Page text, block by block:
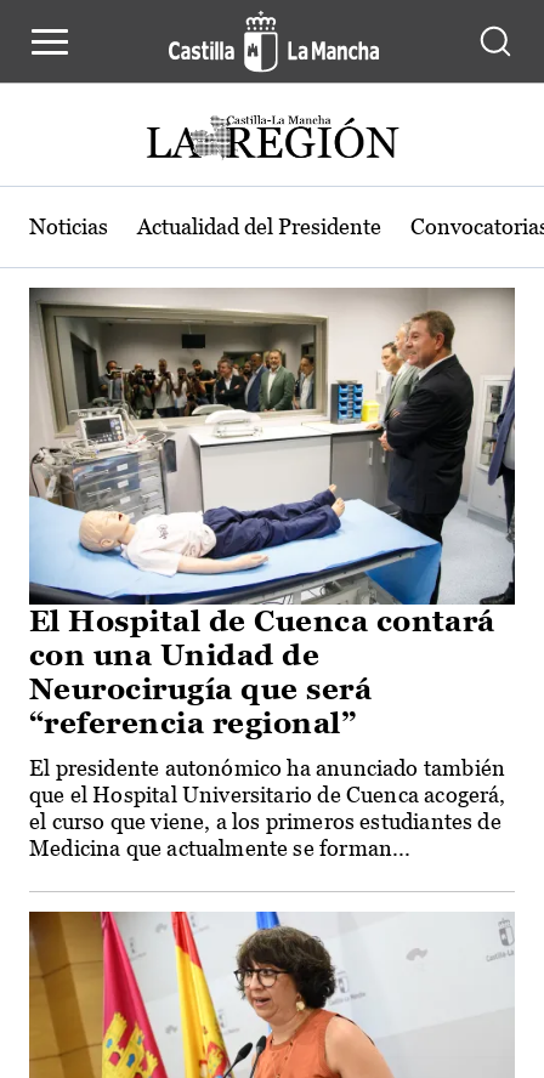
Actualidad de la región de Castilla-
Noticias Actualidad del Presidente
El Hospital de Cuenca contará
con una Unidad de
Neurocirugía que será
“referencia regional”
El presidente autonómico ha anunciado también
que el Hospital Universitario de Cuenca acogerá,
el curso que viene, a los primeros estudiantes de
Medicina que actualmente se forman...